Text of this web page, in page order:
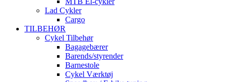
Lad Cykler
Cargo
TILBEHØR
Cykel Tilbehør
Bagagebærer
Barends/styrender
Barnestole
Cykel Værktøj